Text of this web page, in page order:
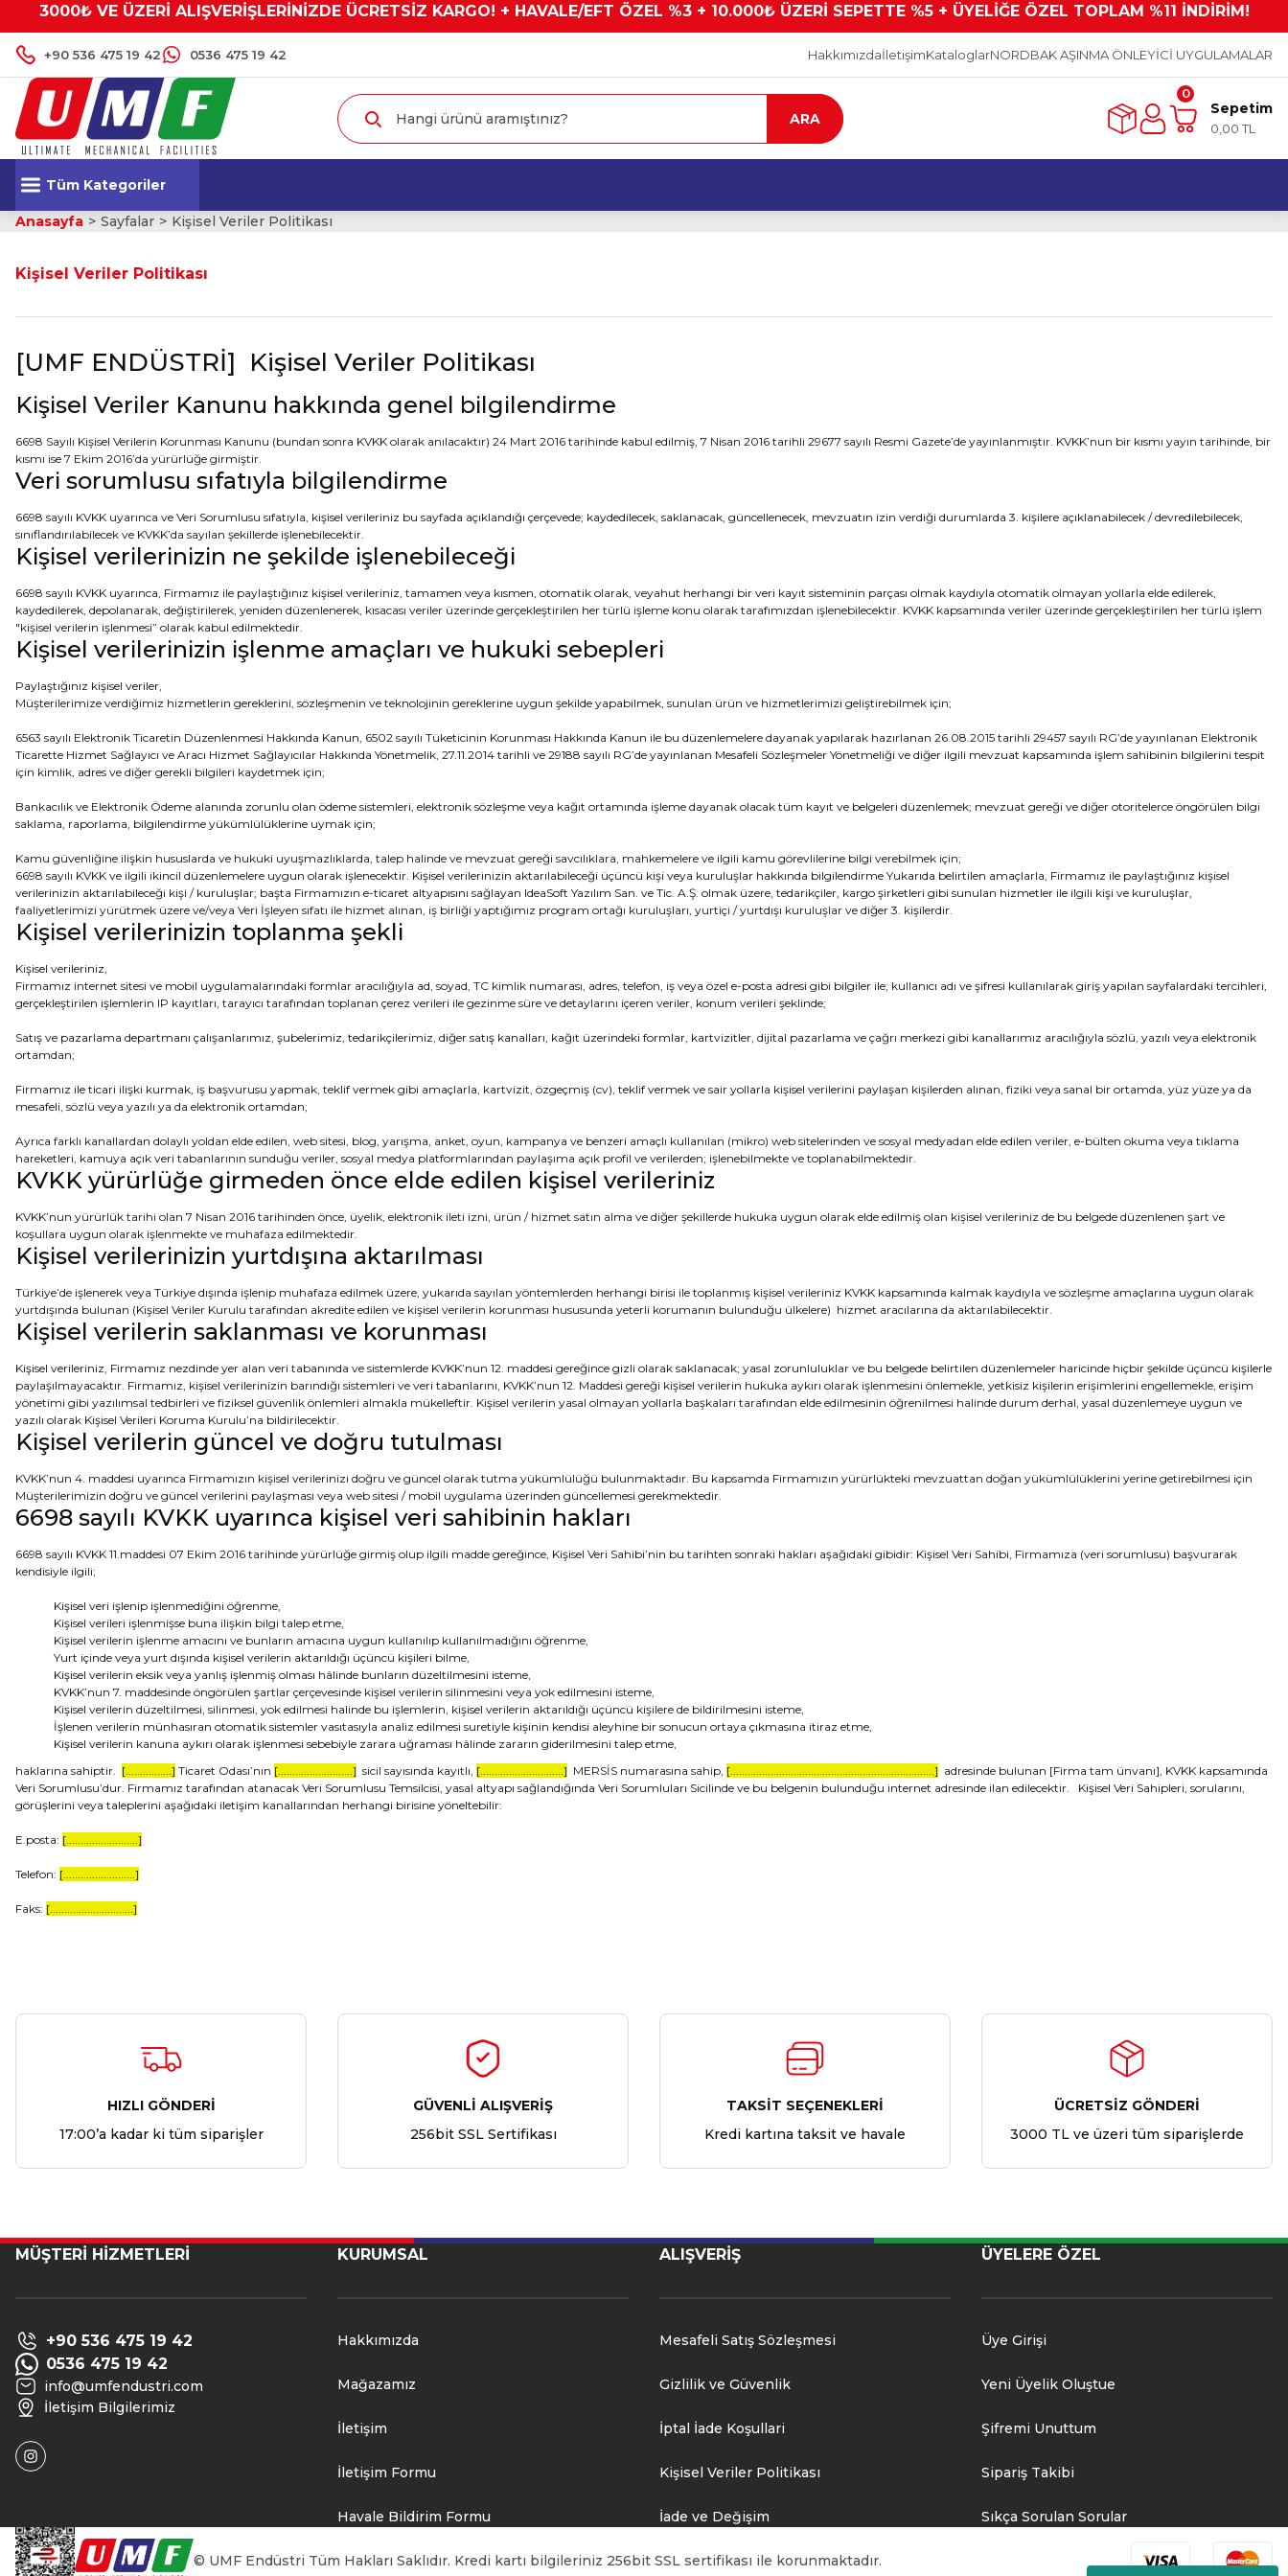
3000₺ VE ÜZERİ ALIŞVERİŞLERİNİZDE ÜCRETSİZ KARGO! + HAVALE/EFT ÖZEL %3 + 10.000₺ ÜZERİ SEPETTE %5 + ÜYELİĞE ÖZEL TOPLAM %11 İNDİRİM!
+90 536 475 19 42 0536 475 19 42 HakkımızdaİletişimKataloglarNORDBAK AŞINMA ÖNLEYİCİ UYGULAMALAR
ARA
0
Sepetim
0,00 TL
Tüm Kategoriler
Anasayfa Sayfalar Kişisel Veriler Politikası
Kişisel Veriler Politikası
[UMF ENDÜSTRİ] Kişisel Veriler Politikası
Kişisel Veriler Kanunu hakkında genel bilgilendirme
6698 Sayılı Kişisel Verilerin Korunması Kanunu (bundan sonra KVKK olarak anılacaktır) 24 Mart 2016 tarihinde kabul edilmiş, 7 Nisan 2016 tarihli 29677 sayılı Resmi Gazete’de yayınlanmıştır. KVKK’nun bir kısmı yayın tarihinde, bir
kısmı ise 7 Ekim 2016’da yürürlüğe girmiştir.
Veri sorumlusu sıfatıyla bilgilendirme
6698 sayılı KVKK uyarınca ve Veri Sorumlusu sıfatıyla, kişisel verileriniz bu sayfada açıklandığı çerçevede; kaydedilecek, saklanacak, güncellenecek, mevzuatın izin verdiği durumlarda 3. kişilere açıklanabilecek / devredilebilecek,
sınıflandırılabilecek ve KVKK’da sayılan şekillerde işlenebilecektir.
Kişisel verilerinizin ne şekilde işlenebileceği
6698 sayılı KVKK uyarınca, Firmamız ile paylaştığınız kişisel verileriniz, tamamen veya kısmen, otomatik olarak, veyahut herhangi bir veri kayıt sisteminin parçası olmak kaydıyla otomatik olmayan yollarla elde edilerek,
kaydedilerek, depolanarak, değiştirilerek, yeniden düzenlenerek, kısacası veriler üzerinde gerçekleştirilen her türlü işleme konu olarak tarafımızdan işlenebilecektir. KVKK kapsamında veriler üzerinde gerçekleştirilen her türlü işlem
"kişisel verilerin işlenmesi” olarak kabul edilmektedir.
Kişisel verilerinizin işlenme amaçları ve hukuki sebepleri
Paylaştığınız kişisel veriler,
Müşterilerimize verdiğimiz hizmetlerin gereklerini, sözleşmenin ve teknolojinin gereklerine uygun şekilde yapabilmek, sunulan ürün ve hizmetlerimizi geliştirebilmek için;
6563 sayılı Elektronik Ticaretin Düzenlenmesi Hakkında Kanun, 6502 sayılı Tüketicinin Korunması Hakkında Kanun ile bu düzenlemelere dayanak yapılarak hazırlanan 26.08.2015 tarihli 29457 sayılı RG’de yayınlanan Elektronik
Ticarette Hizmet Sağlayıcı ve Aracı Hizmet Sağlayıcılar Hakkında Yönetmelik, 27.11.2014 tarihli ve 29188 sayılı RG’de yayınlanan Mesafeli Sözleşmeler Yönetmeliği ve diğer ilgili mevzuat kapsamında işlem sahibinin bilgilerini tespit
için kimlik, adres ve diğer gerekli bilgileri kaydetmek için;
Bankacılık ve Elektronik Ödeme alanında zorunlu olan ödeme sistemleri, elektronik sözleşme veya kağıt ortamında işleme dayanak olacak tüm kayıt ve belgeleri düzenlemek; mevzuat gereği ve diğer otoritelerce öngörülen bilgi
saklama, raporlama, bilgilendirme yükümlülüklerine uymak için;
Kamu güvenliğine ilişkin hususlarda ve hukuki uyuşmazlıklarda, talep halinde ve mevzuat gereği savcılıklara, mahkemelere ve ilgili kamu görevlilerine bilgi verebilmek için;
6698 sayılı KVKK ve ilgili ikincil düzenlemelere uygun olarak işlenecektir. Kişisel verilerinizin aktarılabileceği üçüncü kişi veya kuruluşlar hakkında bilgilendirme Yukarıda belirtilen amaçlarla, Firmamız ile paylaştığınız kişisel
verilerinizin aktarılabileceği kişi / kuruluşlar; başta Firmamızın e-ticaret altyapısını sağlayan IdeaSoft Yazılım San. ve Tic. A.Ş. olmak üzere, tedarikçiler, kargo şirketleri gibi sunulan hizmetler ile ilgili kişi ve kuruluşlar,
faaliyetlerimizi yürütmek üzere ve/veya Veri İşleyen sıfatı ile hizmet alınan, iş birliği yaptığımız program ortağı kuruluşları, yurtiçi / yurtdışı kuruluşlar ve diğer 3. kişilerdir.
Kişisel verilerinizin toplanma şekli
Kişisel verileriniz,
Firmamız internet sitesi ve mobil uygulamalarındaki formlar aracılığıyla ad, soyad, TC kimlik numarası, adres, telefon, iş veya özel e-posta adresi gibi bilgiler ile; kullanıcı adı ve şifresi kullanılarak giriş yapılan sayfalardaki tercihleri,
gerçekleştirilen işlemlerin IP kayıtları, tarayıcı tarafından toplanan çerez verileri ile gezinme süre ve detaylarını içeren veriler, konum verileri şeklinde;
Satış ve pazarlama departmanı çalışanlarımız, şubelerimiz, tedarikçilerimiz, diğer satış kanalları, kağıt üzerindeki formlar, kartvizitler, dijital pazarlama ve çağrı merkezi gibi kanallarımız aracılığıyla sözlü, yazılı veya elektronik
ortamdan;
Firmamız ile ticari ilişki kurmak, iş başvurusu yapmak, teklif vermek gibi amaçlarla, kartvizit, özgeçmiş (cv), teklif vermek ve sair yollarla kişisel verilerini paylaşan kişilerden alınan, fiziki veya sanal bir ortamda, yüz yüze ya da
mesafeli, sözlü veya yazılı ya da elektronik ortamdan;
Ayrıca farklı kanallardan dolaylı yoldan elde edilen, web sitesi, blog, yarışma, anket, oyun, kampanya ve benzeri amaçlı kullanılan (mikro) web sitelerinden ve sosyal medyadan elde edilen veriler, e-bülten okuma veya tıklama
hareketleri, kamuya açık veri tabanlarının sunduğu veriler, sosyal medya platformlarından paylaşıma açık profil ve verilerden; işlenebilmekte ve toplanabilmektedir.
KVKK yürürlüğe girmeden önce elde edilen kişisel verileriniz
KVKK’nun yürürlük tarihi olan 7 Nisan 2016 tarihinden önce, üyelik, elektronik ileti izni, ürün / hizmet satın alma ve diğer şekillerde hukuka uygun olarak elde edilmiş olan kişisel verileriniz de bu belgede düzenlenen şart ve
koşullara uygun olarak işlenmekte ve muhafaza edilmektedir.
Kişisel verilerinizin yurtdışına aktarılması
Türkiye’de işlenerek veya Türkiye dışında işlenip muhafaza edilmek üzere, yukarıda sayılan yöntemlerden herhangi birisi ile toplanmış kişisel verileriniz KVKK kapsamında kalmak kaydıyla ve sözleşme amaçlarına uygun olarak
yurtdışında bulunan (Kişisel Veriler Kurulu tarafından akredite edilen ve kişisel verilerin korunması hususunda yeterli korumanın bulunduğu ülkelere) hizmet aracılarına da aktarılabilecektir.
Kişisel verilerin saklanması ve korunması
Kişisel verileriniz, Firmamız nezdinde yer alan veri tabanında ve sistemlerde KVKK’nun 12. maddesi gereğince gizli olarak saklanacak; yasal zorunluluklar ve bu belgede belirtilen düzenlemeler haricinde hiçbir şekilde üçüncü kişilerle
paylaşılmayacaktır. Firmamız, kişisel verilerinizin barındığı sistemleri ve veri tabanlarını, KVKK’nun 12. Maddesi gereği kişisel verilerin hukuka aykırı olarak işlenmesini önlemekle, yetkisiz kişilerin erişimlerini engellemekle, erişim
yönetimi gibi yazılımsal tedbirleri ve fiziksel güvenlik önlemleri almakla mükelleftir. Kişisel verilerin yasal olmayan yollarla başkaları tarafından elde edilmesinin öğrenilmesi halinde durum derhal, yasal düzenlemeye uygun ve
yazılı olarak Kişisel Verileri Koruma Kurulu’na bildirilecektir.
Kişisel verilerin güncel ve doğru tutulması
KVKK’nun 4. maddesi uyarınca Firmamızın kişisel verilerinizi doğru ve güncel olarak tutma yükümlülüğü bulunmaktadır. Bu kapsamda Firmamızın yürürlükteki mevzuattan doğan yükümlülüklerini yerine getirebilmesi için
Müşterilerimizin doğru ve güncel verilerini paylaşması veya web sitesi / mobil uygulama üzerinden güncellemesi gerekmektedir.
6698 sayılı KVKK uyarınca kişisel veri sahibinin hakları
6698 sayılı KVKK 11.maddesi 07 Ekim 2016 tarihinde yürürlüğe girmiş olup ilgili madde gereğince, Kişisel Veri Sahibi’nin bu tarihten sonraki hakları aşağıdaki gibidir: Kişisel Veri Sahibi, Firmamıza (veri sorumlusu) başvurarak
kendisiyle ilgili;
Kişisel veri işlenip işlenmediğini öğrenme,
Kişisel verileri işlenmişse buna ilişkin bilgi talep etme,
Kişisel verilerin işlenme amacını ve bunların amacına uygun kullanılıp kullanılmadığını öğrenme,
Yurt içinde veya yurt dışında kişisel verilerin aktarıldığı üçüncü kişileri bilme,
Kişisel verilerin eksik veya yanlış işlenmiş olması hâlinde bunların düzeltilmesini isteme,
KVKK’nun 7. maddesinde öngörülen şartlar çerçevesinde kişisel verilerin silinmesini veya yok edilmesini isteme,
Kişisel verilerin düzeltilmesi, silinmesi, yok edilmesi halinde bu işlemlerin, kişisel verilerin aktarıldığı üçüncü kişilere de bildirilmesini isteme,
İşlenen verilerin münhasıran otomatik sistemler vasıtasıyla analiz edilmesi suretiyle kişinin kendisi aleyhine bir sonucun ortaya çıkmasına itiraz etme,
Kişisel verilerin kanuna aykırı olarak işlenmesi sebebiyle zarara uğraması hâlinde zararın giderilmesini talep etme,
haklarına sahiptir. [................] Ticaret Odası’nın [..........................] sicil sayısında kayıtlı, [.............................] MERSİS numarasına sahip, [.......................................................................] adresinde bulunan [Firma tam ünvanı], KVKK kapsamında
Veri Sorumlusu’dur. Firmamız tarafından atanacak Veri Sorumlusu Temsilcisi, yasal altyapı sağlandığında Veri Sorumluları Sicilinde ve bu belgenin bulunduğu internet adresinde ilan edilecektir. Kişisel Veri Sahipleri, sorularını,
görüşlerini veya taleplerini aşağıdaki iletişim kanallarından herhangi birisine yöneltebilir:
E.posta: [.........................]
Telefon: [.........................]
Faks: [.............................]
HIZLI GÖNDERİ
17:00’a kadar ki tüm siparişler
GÜVENLİ ALIŞVERİŞ
256bit SSL Sertifikası
TAKSİT SEÇENEKLERİ
Kredi kartına taksit ve havale
ÜCRETSİZ GÖNDERİ
3000 TL ve üzeri tüm siparişlerde
MÜŞTERİ HİZMETLERİ
+90 536 475 19 42
0536 475 19 42
info@umfendustri.com
İletişim Bilgilerimiz
KURUMSAL
Hakkımızda
Mağazamız
İletişim
İletişim Formu
Havale Bildirim Formu
ALIŞVERİŞ
Mesafeli Satış Sözleşmesi
Gizlilik ve Güvenlik
İptal İade Koşullari
Kişisel Veriler Politikası
İade ve Değişim
ÜYELERE ÖZEL
Üye Girişi
Yeni Üyelik Oluştue
Şifremi Unuttum
Sipariş Takibi
Sıkça Sorulan Sorular
© UMF Endüstri Tüm Hakları Saklıdır. Kredi kartı bilgileriniz 256bit SSL sertifikası ile korunmaktadır.